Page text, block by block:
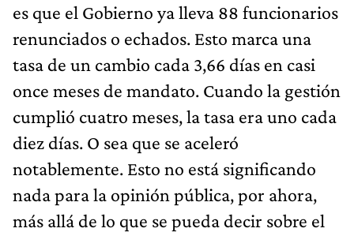
es que el Gobierno ya lleva 88 funcionarios
renunciados o echados. Esto marca una
tasa de un cambio cada 3,66 días en casi
once meses de mandato. Cuando la gestión
cumplió cuatro meses, la tasa era uno cada
diez días. O sea que se aceleró
notablemente. Esto no está significando
nada para la opinión pública, por ahora,
más allá de lo que se pueda decir sobre el